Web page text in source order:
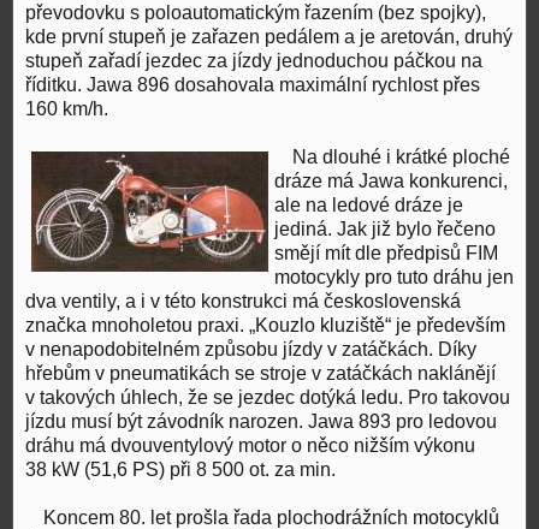
převodovku s poloautomatickým řazením (bez spojky),
kde první stupeň je zařazen pedálem a je aretován, druhý
stupeň zařadí jezdec za jízdy jednoduchou páčkou na
říditku. Jawa 896 dosahovala maximální rychlost přes
160 km/h.
Na dlouhé i krátké ploché
dráze má Jawa konkurenci,
ale na ledové dráze je
jediná. Jak již bylo řečeno
smějí mít dle předpisů FIM
motocykly pro tuto dráhu jen
dva ventily, a i v této konstrukci má československá
značka mnoholetou praxi. „Kouzlo kluziště“ je především
v nenapodobitelném způsobu jízdy v zatáčkách. Díky
hřebům v pneumatikách se stroje v zatáčkách naklánějí
v takových úhlech, že se jezdec dotýká ledu. Pro takovou
jízdu musí být závodník narozen. Jawa 893 pro ledovou
dráhu má dvouventylový motor o něco nižším výkonu
38 kW (51,6 PS) při 8 500 ot. za min.
Koncem 80. let prošla řada plochodrážních motocyklů